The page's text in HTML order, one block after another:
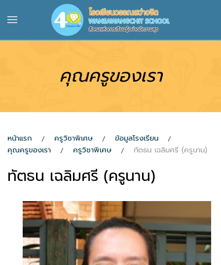
Skip to main content
คุณครูของเรา
หน้าแรก ครูวิชาพิเศษ
ข้อมูลโรงเรียน
คุณครูของเรา
ครูวิชาพิเศษ ทัตธน เฉลิมศรี (ครูนาน)
ทัตธน เฉลิมศรี (ครูนาน)